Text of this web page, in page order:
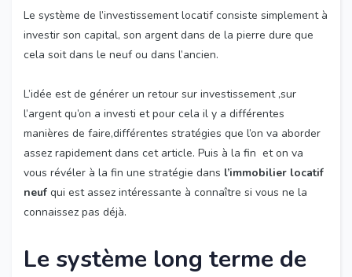
Le système de l’investissement locatif consiste simplement à
investir son capital, son argent dans de la pierre dure que
cela soit dans le neuf ou dans l’ancien.
L’idée est de générer un retour sur investissement ,sur
l’argent qu’on a investi et pour cela il y a différentes
manières de faire,différentes stratégies que l’on va aborder
assez rapidement dans cet article. Puis à la fin et on va
vous révéler à la fin une stratégie dans l’immobilier locatif
neuf qui est assez intéressante à connaître si vous ne la
connaissez pas déjà.
Le système long terme de